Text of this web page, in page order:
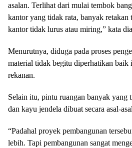
asalan. Terlihat dari mulai tembok
kantor yang tidak rata, banyak retakan
kantor tidak lurus atau miring,” kata
Menurutnya, diduga pada proses
material tidak begitu diperhatikan baik
rekanan.
Selain itu, pintu ruangan banyak yang
dan kayu jendela dibuat secara asal-
“Padahal proyek pembangunan
lebih. Tapi pembangunan sangat